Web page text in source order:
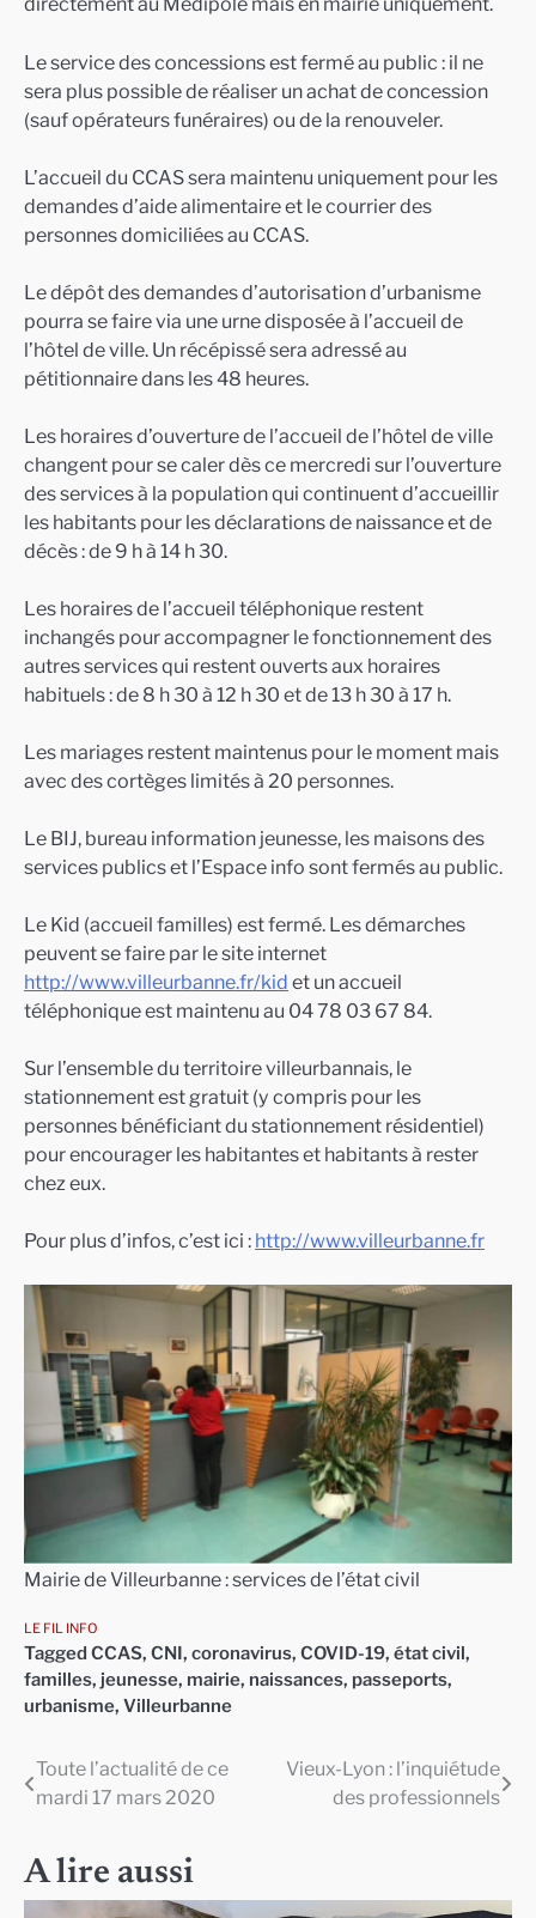
Le service des concessions est fermé au public : il ne
sera plus possible de réaliser un achat de concession
(sauf opérateurs funéraires) ou de la renouveler.
L’accueil du CCAS sera maintenu uniquement pour les
demandes d’aide alimentaire et le courrier des
personnes domiciliées au CCAS.
Le dépôt des demandes d’autorisation d’urbanisme
pourra se faire via une urne disposée à l’accueil de
l’hôtel de ville. Un récépissé sera adressé au
pétitionnaire dans les 48 heures.
Les horaires d’ouverture de l’accueil de l’hôtel de ville
changent pour se caler dès ce mercredi sur l’ouverture
des services à la population qui continuent d’accueillir
les habitants pour les déclarations de naissance et de
décès : de 9 h à 14 h 30.
Les horaires de l’accueil téléphonique restent
inchangés pour accompagner le fonctionnement des
autres services qui restent ouverts aux horaires
habituels : de 8 h 30 à 12 h 30 et de 13 h 30 à 17 h.
Les mariages restent maintenus pour le moment mais
avec des cortèges limités à 20 personnes.
Le BIJ, bureau information jeunesse, les maisons des
services publics et l’Espace info sont fermés au public.
Le Kid (accueil familles) est fermé. Les démarches
peuvent se faire par le site internet
http://www.villeurbanne.fr/kid et un accueil
téléphonique est maintenu au 04 78 03 67 84.
Sur l’ensemble du territoire villeurbannais, le
stationnement est gratuit (y compris pour les
personnes bénéficiant du stationnement résidentiel)
pour encourager les habitantes et habitants à rester
chez eux.
Pour plus d’infos, c’est ici : http://www.villeurbanne.fr
Mairie de Villeurbanne : services de l’état civil
LE FIL INFO
Tagged CCAS, CNI , coronavirus, COVID-19, état civil ,
familles, jeunesse, mairie, naissances, passeports,
urbanisme, Villeurbanne
Navigation
l’article
Toute l’actualité de ce
mardi 17 mars 2020
Vieux-Lyon : l’inquiétude
des professionnels
A lire aussi